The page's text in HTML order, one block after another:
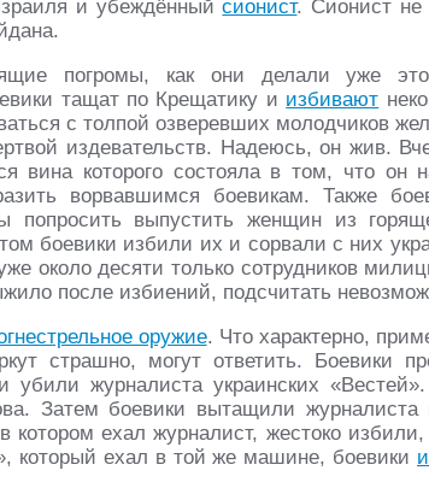
и убеждённыйсионист. Сионист не
погромы, как они делали уже это
тащат по Крещатику и избивают
с толпой озверевших молодчиков
издевательств. Надеюсь, он жив.
вина которого состояла в том, что он
ворвавшимся боевикам. Также
выпустить женщин из
боевики избили их и сорвали с них
около десяти только сотрудников
после избиений, подсчитать
оружие. Что характерно,
страшно, могут ответить. Боевики
убили журналиста украинских
Затем боевики вытащили журналиста
ехал журналист, жестоко
который ехал в той же машине, боевики